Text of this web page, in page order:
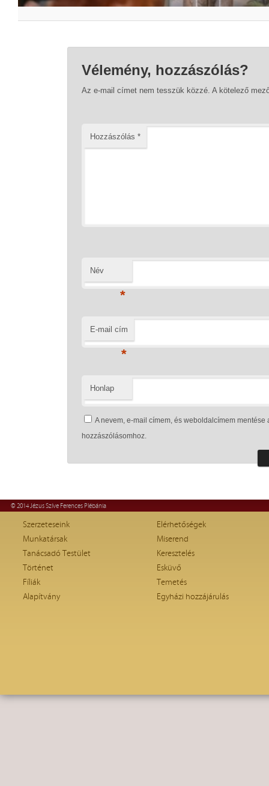
Vélemény, hozzászólás?
Az e-mail címet nem tesszük közzé. A kötelező
Hozzászólás *
Név
*
E-mail cím
*
Honlap
A nevem, e-mail címem, és weboldalcímem
hozzászólásomhoz.
© 2014 Jézus Szíve Ferences Plébánia
Szerzeteseink
Munkatársak
Tanácsadó Testület
Történet
Fíliák
Alapítvány
Elérhetőségek
Miserend
Keresztelés
Esküvő
Temetés
Egyházi hozzájárulás